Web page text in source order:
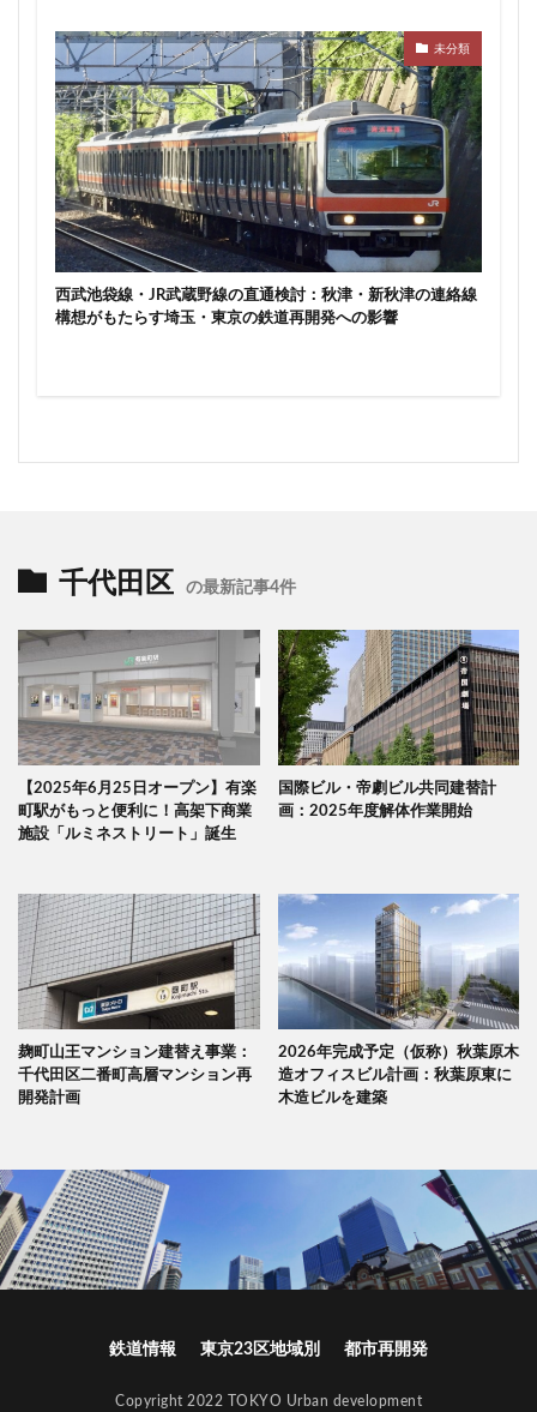
未分類
西武池袋線・JR武蔵野線の直通検討：秋津・新秋津の連絡線
構想がもたらす埼玉・東京の鉄道再開発への影響
千代田区 の最新記事4件
【2025年6月25日オープン】有楽
町駅がもっと便利に！高架下商業
施設「ルミネストリート」誕生
国際ビル・帝劇ビル共同建替計
画：2025年度解体作業開始
麹町山王マンション建替え事業：
千代田区二番町高層マンション再
開発計画
2026年完成予定（仮称）秋葉原木
造オフィスビル計画：秋葉原東に
木造ビルを建築
鉄道情報 東京23区地域別 都市再開発
Copyright 2022 TOKYO Urban development